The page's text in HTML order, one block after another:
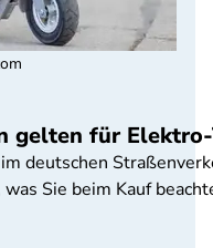
gelten für
deutschen
Sie beim Kauf